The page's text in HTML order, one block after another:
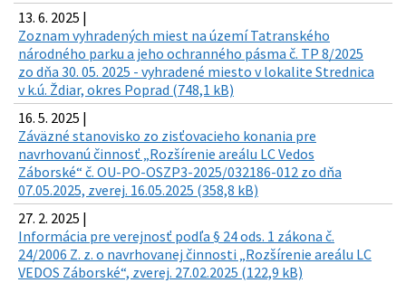
13. 6. 2025 |
Zoznam vyhradených miest na území Tatranského
národného parku a jeho ochranného pásma č. TP 8/2025
zo dňa 30. 05. 2025 - vyhradené miesto v lokalite Strednica
v k.ú. Ždiar, okres Poprad (748,1 kB)
16. 5. 2025 |
Záväzné stanovisko zo zisťovacieho konania pre
navrhovanú činnosť „Rozšírenie areálu LC Vedos
Záborské“ č. OU-PO-OSZP3-2025/032186-012 zo dňa
07.05.2025, zverej. 16.05.2025 (358,8 kB)
27. 2. 2025 |
Informácia pre verejnosť podľa § 24 ods. 1 zákona č.
24/2006 Z. z. o navrhovanej činnosti „Rozšírenie areálu LC
VEDOS Záborské“, zverej. 27.02.2025 (122,9 kB)